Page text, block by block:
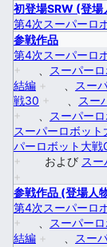
初登場SRW (登場
第4次スーパーロ
参戦作品
第4次スーパーロ
+
スーパー
結編 + スー
戦30 +
スー
+
スーパー
スーパーロボット
パーロボット大戦
+
および ス
+
参戦作品 (登場人
第4次スーパーロ
+
スーパー
結編 + スー